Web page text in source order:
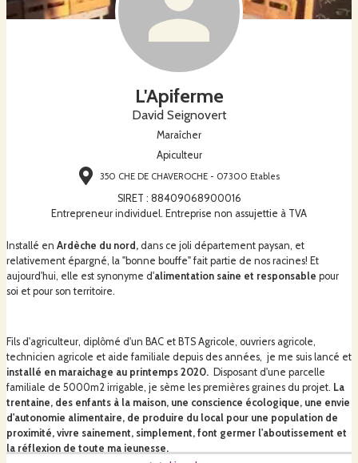
L'Apiferme
David Seignovert
Maraîcher
Apiculteur
350 CHE DE CHAVEROCHE - 07300 Etables
SIRET : 88409068900016
Entrepreneur individuel. Entreprise non assujettie à TVA
Installé en Ardèche du nord, dans ce joli département paysan, et
relativement épargné, la "bonne bouffe" fait partie de nos racines! Et
aujourd'hui, elle est synonyme d'alimentation saine et responsable pour
soi et pour son territoire.
Fils d'agriculteur, diplômé d'un BAC et BTS Agricole, ouvriers agricole,
technicien agricole et aide familiale depuis des années, je me suis lancé et
installé en maraichage au printemps 2020. Disposant d'une parcelle
familiale de 5000m2 irrigable, je sème les premières graines du projet. La
trentaine, des enfants à la maison, une conscience écologique, une envie
d'autonomie alimentaire, de produire du local pour une population de
proximité, vivre sainement, simplement, font germer l'aboutissement et
la réflexion de toute ma jeunesse.